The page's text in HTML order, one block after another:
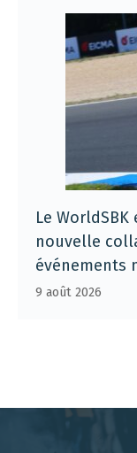
Le
nouvelle
événements
9 août 2026